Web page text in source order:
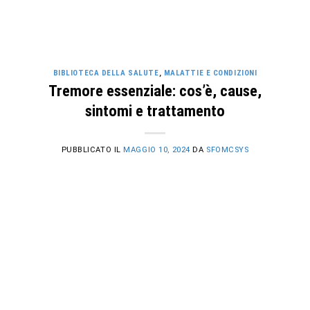
BIBLIOTECA DELLA SALUTE, MALATTIE E CONDIZIONI
Tremore essenziale: cos’è, cause,
sintomi e trattamento
PUBBLICATO IL MAGGIO 10, 2024 DA SFOMCSYS